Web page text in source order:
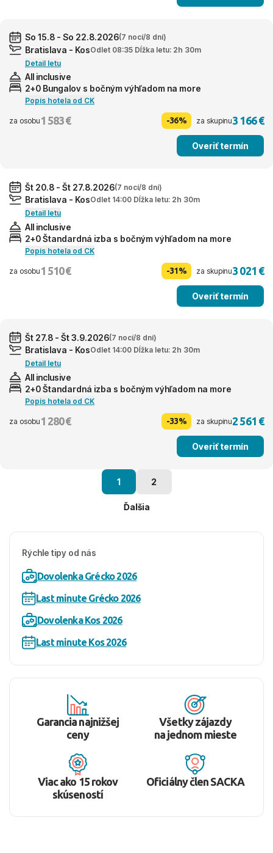
So 15.8 - So 22.8.2026(7 nocí/8 dní)
Bratislava - KosOdlet 08:35 Dĺžka letu: 2h 30m
Detail letu
All inclusive
2+0 Bungalov s bočným výhľadom na more
Popis hotela od CK
za osobu 1 583 € -36% za skupinu3 166 €
Overiť termín
Št 20.8 - Št 27.8.2026(7 nocí/8 dní)
Bratislava - KosOdlet 14:00 Dĺžka letu: 2h 30m
Detail letu
All inclusive
2+0 Štandardná izba s bočným výhľadom na more
Popis hotela od CK
za osobu 1 510 € -31% za skupinu3 021 €
Overiť termín
Št 27.8 - Št 3.9.2026(7 nocí/8 dní)
Bratislava - KosOdlet 14:00 Dĺžka letu: 2h 30m
Detail letu
All inclusive
2+0 Štandardná izba s bočným výhľadom na more
Popis hotela od CK
za osobu 1 280 € -33% za skupinu2 561 €
Overiť termín
1 2
Ďalšia
Rýchle tipy od nás
Dovolenka Grécko 2026
Last minute Grécko 2026
Dovolenka Kos 2026
Last minute Kos 2026
Garancia najnižšej
ceny
Všetky zájazdy
na jednom mieste
Viac ako 15 rokov
skúseností
Oficiálny člen SACKA